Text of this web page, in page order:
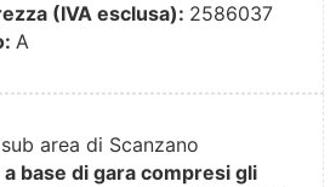
(IVA esclusa): 2586037
A
area di Scanzano
base di gara compresi gli